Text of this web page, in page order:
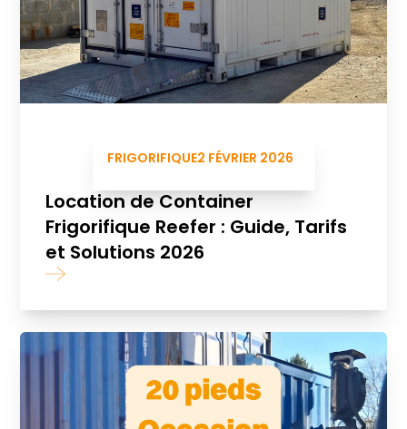
FRIGORIFIQUE2 FÉVRIER 2026
Location de Container
Frigorifique Reefer : Guide, Tarifs
et Solutions 2026